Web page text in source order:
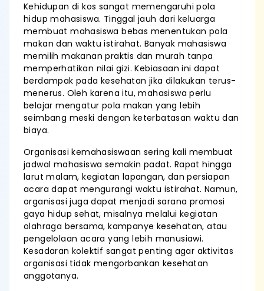
Kehidupan di kos sangat memengaruhi pola
hidup mahasiswa. Tinggal jauh dari keluarga
membuat mahasiswa bebas menentukan pola
makan dan waktu istirahat. Banyak mahasiswa
memilih makanan praktis dan murah tanpa
memperhatikan nilai gizi. Kebiasaan ini dapat
berdampak pada kesehatan jika dilakukan terus-
menerus. Oleh karena itu, mahasiswa perlu
belajar mengatur pola makan yang lebih
seimbang meski dengan keterbatasan waktu dan
biaya.
Organisasi kemahasiswaan sering kali membuat
jadwal mahasiswa semakin padat. Rapat hingga
larut malam, kegiatan lapangan, dan persiapan
acara dapat mengurangi waktu istirahat. Namun,
organisasi juga dapat menjadi sarana promosi
gaya hidup sehat, misalnya melalui kegiatan
olahraga bersama, kampanye kesehatan, atau
pengelolaan acara yang lebih manusiawi.
Kesadaran kolektif sangat penting agar aktivitas
organisasi tidak mengorbankan kesehatan
anggotanya.